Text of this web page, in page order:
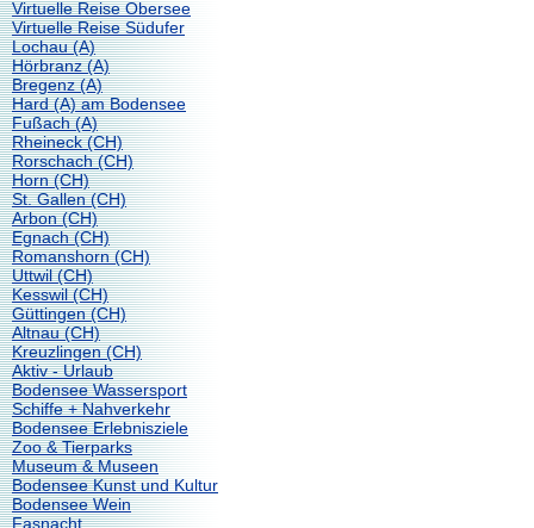
Virtuelle Reise Obersee
Virtuelle Reise Südufer
Lochau (A)
Hörbranz (A)
Bregenz (A)
Hard (A) am Bodensee
Fußach (A)
Rheineck (CH)
Rorschach (CH)
Horn (CH)
St. Gallen (CH)
Arbon (CH)
Egnach (CH)
Romanshorn (CH)
Uttwil (CH)
Kesswil (CH)
Güttingen (CH)
Altnau (CH)
Kreuzlingen (CH)
Aktiv - Urlaub
Bodensee Wassersport
Schiffe + Nahverkehr
Bodensee Erlebnisziele
Zoo & Tierparks
Museum & Museen
Bodensee Kunst und Kultur
Bodensee Wein
Fasnacht